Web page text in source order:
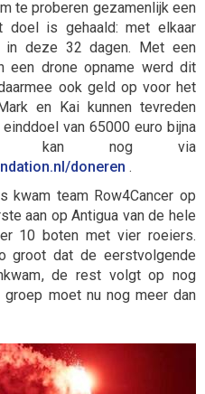
te proberen gezamenlijk een
doel is gehaald: met elkaar
deze 32 dagen. Met een
een drone opname werd dit
ook geld op voor het
en Kai kunnen tevreden
van 65000 euro bijna
kan nog via
doneren .
kwam team Row4Cancer op
aan op Antigua van de hele
10 boten met vier roeiers.
groot dat de eerstvolgende
de rest volgt op nog
moet nu nog meer dan